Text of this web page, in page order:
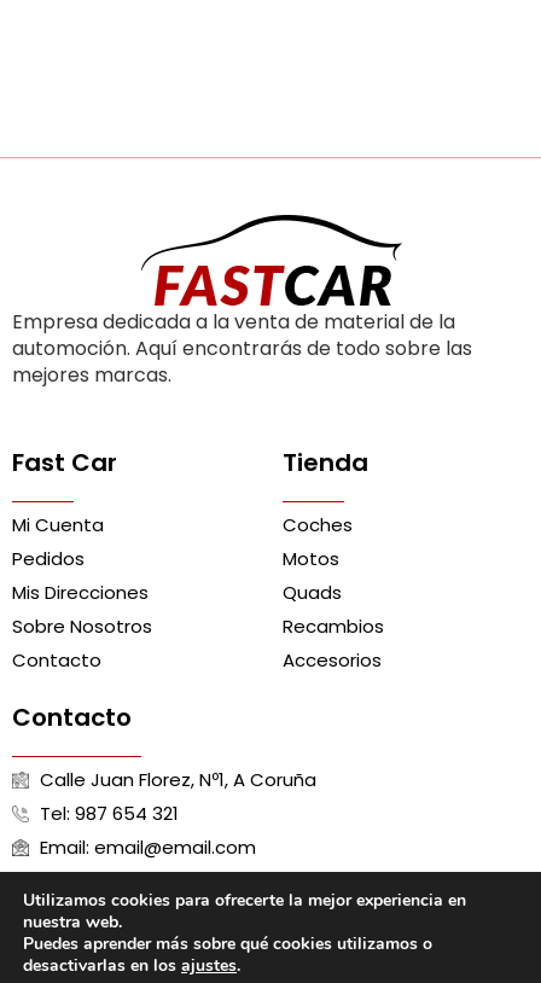
Empresa dedicada a la venta de material de la
automoción. Aquí encontrarás de todo sobre las
mejores marcas.
Fast Car
Mi Cuenta
Pedidos
Mis Direcciones
Sobre Nosotros
Contacto
Tienda
Coches
Motos
Quads
Recambios
Accesorios
Contacto
Calle Juan Florez, Nº1, A Coruña
Tel: 987 654 321
Email: email@email.com
Aviso Legal Política de Cookies
Política de Privacidad
Utilizamos cookies para ofrecerte la mejor experiencia en
nuestra web.
Puedes aprender más sobre qué cookies utilizamos o
desactivarlas en los ajustes.